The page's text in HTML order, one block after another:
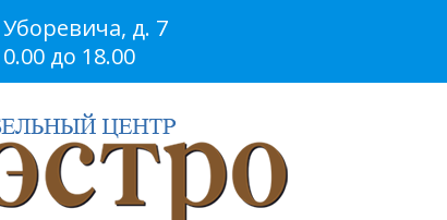
д. 7
до 18.00